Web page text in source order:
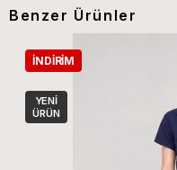
Benzer Ürünler
İNDIRIM
YENI
ÜRÜN